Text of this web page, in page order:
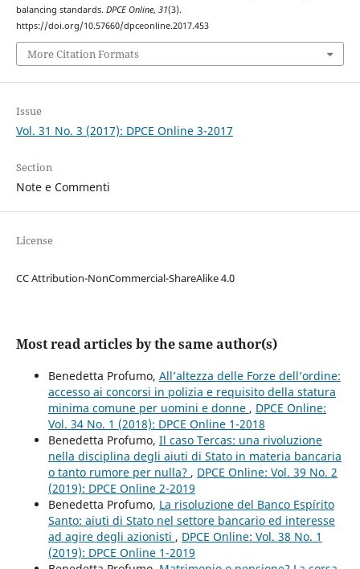
balancing standards. DPCE Online, 31(3).
https://doi.org/10.57660/dpceonline.2017.453
More Citation Formats
Issue
Vol. 31 No. 3 (2017): DPCE Online 3-2017
Section
Note e Commenti
License
CC Attribution-NonCommercial-ShareAlike 4.0
Most read articles by the same author(s)
Benedetta Profumo, All’altezza delle Forze dell’ordine:
accesso ai concorsi in polizia e requisito della statura
minima comune per uomini e donne , DPCE Online:
Vol. 34 No. 1 (2018): DPCE Online 1-2018
Benedetta Profumo, Il caso Tercas: una rivoluzione
nella disciplina degli aiuti di Stato in materia bancaria
o tanto rumore per nulla? , DPCE Online: Vol. 39 No. 2
(2019): DPCE Online 2-2019
Benedetta Profumo, La risoluzione del Banco Espírito
Santo: aiuti di Stato nel settore bancario ed interesse
ad agire degli azionisti , DPCE Online: Vol. 38 No. 1
(2019): DPCE Online 1-2019